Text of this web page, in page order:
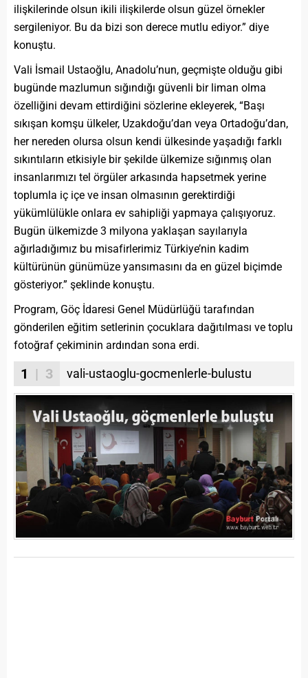
ilişkilerinde olsun ikili ilişkilerde olsun güzel örnekler
sergileniyor. Bu da bizi son derece mutlu ediyor.” diye
konuştu.
Vali İsmail Ustaoğlu, Anadolu’nun, geçmişte olduğu gibi
bugünde mazlumun sığındığı güvenli bir liman olma
özelliğini devam ettirdiğini sözlerine ekleyerek, “Başı
sıkışan komşu ülkeler, Uzakdoğu’dan veya Ortadoğu’dan,
her nereden olursa olsun kendi ülkesinde yaşadığı farklı
sıkıntıların etkisiyle bir şekilde ülkemize sığınmış olan
insanlarımızı tel örgüler arkasında hapsetmek yerine
toplumla iç içe ve insan olmasının gerektirdiği
yükümlülükle onlara ev sahipliği yapmaya çalışıyoruz.
Bugün ülkemizde 3 milyona yaklaşan sayılarıyla
ağırladığımız bu misafirlerimiz Türkiye’nin kadim
kültürünün günümüze yansımasını da en güzel biçimde
gösteriyor.” şeklinde konuştu.
Program, Göç İdaresi Genel Müdürlüğü tarafından
gönderilen eğitim setlerinin çocuklara dağıtılması ve toplu
fotoğraf çekiminin ardından sona erdi.
1 | 3 vali-ustaoglu-gocmenlerle-bulustu